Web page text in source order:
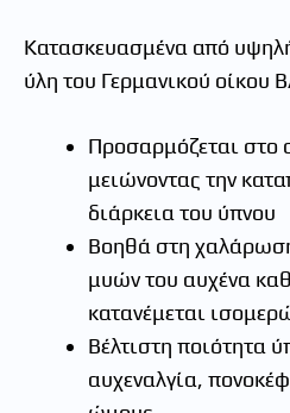
Κατασκευασμένα από
ύλη του Γερμανικού οίκου
Προσαρμόζεται στο
μειώνοντας την
διάρκεια του ύπνου
Βοηθά στη
μυών του αυχένα
κατανέμεται
Βέλτιστη ποιότητα
αυχεναλγία,